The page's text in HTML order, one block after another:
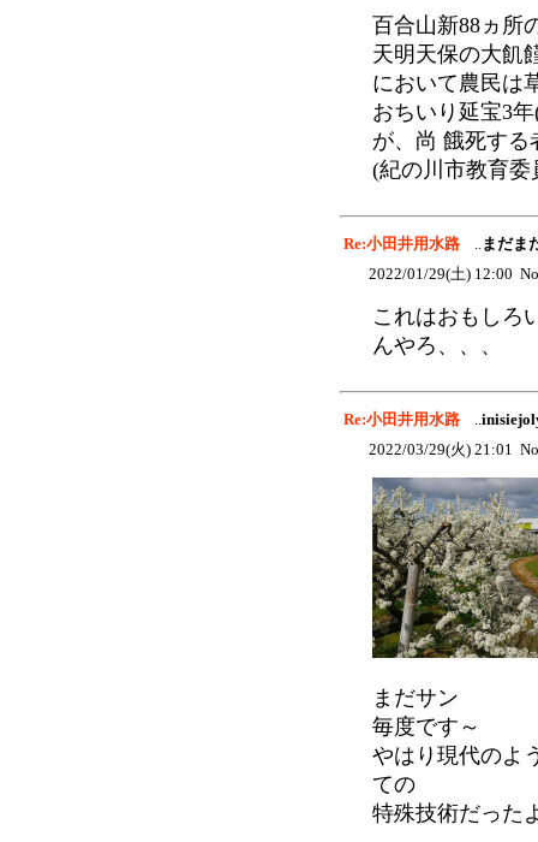
百合山新88ヵ所
天明天保の大飢
において農民は
おちいり延宝3
が、尚 餓死する
(紀の川市教育委
Re:小田井用水路 ..まだま
2022/01/29(土) 12:00
これはおもし
んやろ、、、
Re:小田井用水路 ..
2022/03/29(火) 21:01
まだサン
毎度です～
やはり現代のよ
ての
特殊技術だった